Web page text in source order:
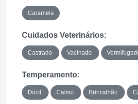
Caramela
Cuidados Veterinários:
Castrado Vacinado
Temperamento:
Dócil Calmo Brincalhão